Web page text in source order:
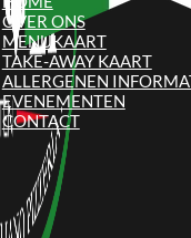
OVER ONS
MENUKAART
TAKE-AWAY KAART
ALLERGENEN
EVENEMENTEN
CONTACT